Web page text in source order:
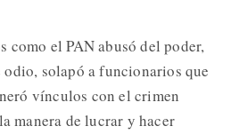
como el PAN abusó del poder,
odio, solapó a funcionarios que
vínculos con el crimen
manera de lucrar y hacer